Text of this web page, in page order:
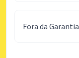
Fora da Garantia